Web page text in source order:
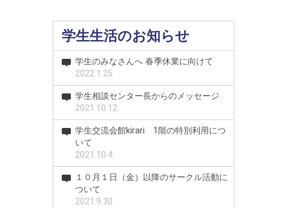
学生生活のお知らせ
学生のみなさんへ 春季休業に向けて
2022.1.25
学生相談センター長からのメッセージ
2021.10.12
学生交流会館kirari 1階の特別利用につ
いて
2021.10.4
１０月１日（金）以降のサークル活動に
ついて
2021.9.30